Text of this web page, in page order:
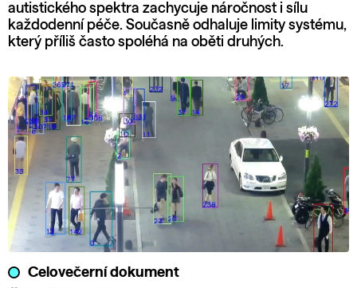
autistického spektra zachycuje náročnost i sílu
každodenní péče. Současně odhaluje limity systému,
který příliš často spoléhá na oběti druhých.
Celovečerní dokument